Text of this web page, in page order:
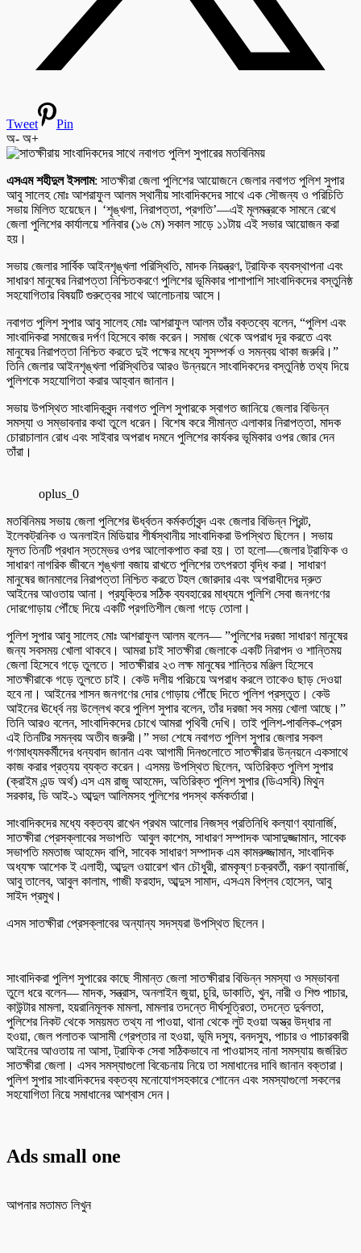
Tweet
Pin
অ- অ+
এসএম শহীদুল ইসলাম: ​সাতক্ষীরা জেলা পুলিশের আয়োজনে জেলার নবাগত পুলিশ সুপার
আবু সালেহ মোঃ আশরাফুল আলম স্থানীয় সাংবাদিকদের সাথে এক সৌজন্য ও পরিচিতি
সভায় মিলিত হয়েছেন। ‘শৃঙ্খলা, নিরাপত্তা, প্রগতি’—এই মূলমন্ত্রকে সামনে রেখে
জেলা পুলিশের কার্যালয়ে শনিবার (১৬ মে) সকাল সাড়ে ১১টায় এই সভার আয়োজন করা
হয়।
​সভায় জেলার সার্বিক আইনশৃঙ্খলা পরিস্থিতি, মাদক নিয়ন্ত্রণ, ট্রাফিক ব্যবস্থাপনা এবং
সাধারণ মানুষের নিরাপত্তা নিশ্চিতকরণে পুলিশের ভূমিকার পাশাপাশি সাংবাদিকদের বস্তুনিষ্ঠ
সহযোগিতার বিষয়টি গুরুত্বের সাথে আলোচনায় আসে।
​নবাগত পুলিশ সুপার আবু সালেহ মোঃ আশরাফুল আলম তাঁর বক্তব্যে বলেন, “পুলিশ এবং
সাংবাদিকরা সমাজের দর্পণ হিসেবে কাজ করেন। সমাজ থেকে অপরাধ দূর করতে এবং
মানুষের নিরাপত্তা নিশ্চিত করতে দুই পক্ষের মধ্যে সুসম্পর্ক ও সমন্বয় থাকা জরুরি।”
তিনি জেলার আইনশৃঙ্খলা পরিস্থিতির আরও উন্নয়নে সাংবাদিকদের বস্তুনিষ্ঠ তথ্য দিয়ে
পুলিশকে সহযোগিতা করার আহ্বান জানান।
​সভায় উপস্থিত সাংবাদিকবৃন্দ নবাগত পুলিশ সুপারকে স্বাগত জানিয়ে জেলার বিভিন্ন
সমস্যা ও সম্ভাবনার কথা তুলে ধরেন। বিশেষ করে সীমান্ত এলাকার নিরাপত্তা, মাদক
চোরাচালান রোধ এবং সাইবার অপরাধ দমনে পুলিশের কার্যকর ভূমিকার ওপর জোর দেন
তাঁরা।
oplus_0
​মতবিনিময় সভায় জেলা পুলিশের ঊর্ধ্বতন কর্মকর্তাবৃন্দ এবং জেলার বিভিন্ন প্রিন্ট,
ইলেকট্রনিক ও অনলাইন মিডিয়ার শীর্ষস্থানীয় সাংবাদিকরা উপস্থিত ছিলেন। সভায়
মূলত তিনটি প্রধান স্তম্ভের ওপর আলোকপাত করা হয়। তা হলো—জেলার ট্রাফিক ও
সাধারণ নাগরিক জীবনে শৃঙ্খলা বজায় রাখতে পুলিশের তৎপরতা বৃদ্ধি করা। সাধারণ
মানুষের জানমালের নিরাপত্তা নিশ্চিত করতে টহল জোরদার এবং অপরাধীদের দ্রুত
আইনের আওতায় আনা। প্রযুক্তির সঠিক ব্যবহারের মাধ্যমে পুলিশি সেবা জনগণের
দোরগোড়ায় পৌঁছে দিয়ে একটি প্রগতিশীল জেলা গড়ে তোলা।
পুলিশ সুপার আবু সালেহ মোঃ আশরাফুল আলম বলেন— ​”পুলিশের দরজা সাধারণ মানুষের
জন্য সবসময় খোলা থাকবে। আমরা চাই সাতক্ষীরা জেলাকে একটি নিরাপদ ও শান্তিময়
জেলা হিসেবে গড়ে তুলতে। সাতক্ষীরার ২৩ লক্ষ মানুষের শান্তির মঞ্জিল হিসেবে
সাতক্ষীরাকে গড়ে তুলতে চাই। কেউ দলীয় পরিচয়ে অপরাধ করলে তাকেও ছাড় দেওয়া
হবে না। আইনের শাসন জনগণের দোর গোড়ায় পৌঁছে দিতে পুলিশ প্রস্তুত। কেউ
আইনের ঊর্ধ্বে নয় উল্লেখ করে পুলিশ সুপার বলেন, তাঁর দরজা সব সময় খোলা আছে।”
তিনি আরও বলেন, সাংবাদিকদের চোখে আমরা পৃথিবী দেখি। তাই পুলিশ-পাবলিক-প্রেস
এই তিনটির সমন্বয় অতীব জরুরী।” ​সভা শেষে নবাগত পুলিশ সুপার জেলার সকল
গণমাধ্যমকর্মীদের ধন্যবাদ জানান এবং আগামী দিনগুলোতে সাতক্ষীরার উন্নয়নে একসাথে
কাজ করার প্রত্যয় ব্যক্ত করেন। এসময় উপস্থিত ছিলেন, অতিরিক্ত পুলিশ সুপার
(ক্রাইম এন্ড অর্থ) এস এম রাজু আহমেদ, অতিরিক্ত পুলিশ সুপার (ডিএসবি) মিথুন
সরকার, ডি আই-১ আব্দুল আলিমসহ পুলিশের পদস্থ কর্মকর্তারা।
সাংবাদিকদের মধ্যে বক্তব্য রাখেন প্রথম আলোর নিজস্ব প্রতিনিধি কল্যাণ ব্যানার্জি,
সাতক্ষীরা প্রেসক্লাবের সভাপতি আবুল কাশেম, সাধারণ সম্পাদক আসাদুজ্জামান, সাবেক
সভাপতি মমতাজ আহমেদ বাপি, সাবেক সাধারণ সম্পাদক এম কামরুজ্জামান, সাংবাদিক
অধ্যক্ষ আশেক ই এলাহী, আব্দুল ওয়ারেশ খান চৌধুরী, রামকৃষ্ণ চক্রবর্তী, বরুণ ব্যানার্জি,
আবু তালেব, আবুল কালাম, গাজী ফরহাদ, আব্দুস সামাদ, এসএম বিপ্লব হোসেন, আবু
সাইদ প্রমুখ।
এসম সাতক্ষীরা প্রেসক্লাবের অন্যান্য সদস্যরা উপস্থিত ছিলেন।
সাংবাদিকরা পুলিশ সুপারের কাছে সীমান্ত জেলা সাতক্ষীরার বিভিন্ন সমস্যা ও সম্ভাবনা
তুলে ধরে বলেন— মাদক, সন্ত্রাস, অনলাইন জুয়া, চুরি, ডাকাতি, খুন, নারী ও শিশু পাচার,
কাউন্টার মামলা, হয়রানিমূলক মামলা, মামলার তদন্তে দীর্ঘসূত্রিতা, তদন্তে দুর্বলতা,
পুলিশের নিকট থেকে সময়মত তথ্য না পাওয়া, থানা থেকে লুট হওয়া অস্ত্র উদ্ধার না
হওয়া, জেল পলাতক আসামী গ্রেপ্তার না হওয়া, ভূমি দস্যু, বনদস্যু, পাচার ও পাচারকারী
আইনের আওতায় না আসা, ট্রাফিক সেবা সঠিকভাবে না পাওয়াসহ নানা সমস্যায় জর্জরিত
সাতক্ষীরা জেলা। এসব সমস্যাগুলো বিবেচনায় নিয়ে তা সমাধানের দাবি জানান বক্তারা।
পুলিশ সুপার সাংবাদিকদের বক্তব্য মনোযোগসহকারে শোনেন এবং সমস্যাগুলো সকলের
সহযোগিতা নিয়ে সমাধানের আশ্বাস দেন।
Ads small one
আপনার মতামত লিখুন